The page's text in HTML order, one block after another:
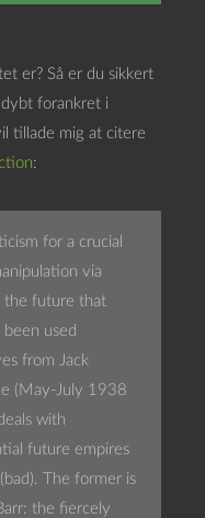
er? Så er du sikkert
forankret i
tillade mig at citere
:
for a crucial
via
the future that
been used
from Jack
(May-July 1938
with
future empires
The former is
the fiercely